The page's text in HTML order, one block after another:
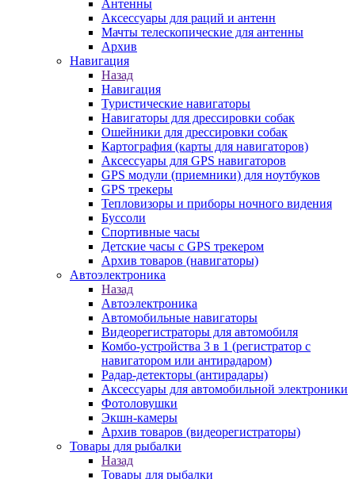
Антенны
Аксессуары для раций и антенн
Мачты телескопические для антенны
Архив
Навигация
Назад
Навигация
Туристические навигаторы
Навигаторы для дрессировки собак
Ошейники для дрессировки собак
Картография (карты для навигаторов)
Аксессуары для GPS навигаторов
GPS модули (приемники) для ноутбуков
GPS трекеры
Тепловизоры и приборы ночного видения
Буссоли
Спортивные часы
Детские часы с GPS трекером
Архив товаров (навигаторы)
Автоэлектроника
Назад
Автоэлектроника
Автомобильные навигаторы
Видеорегистраторы для автомобиля
Комбо-устройства 3 в 1 (регистратор с
навигатором или антирадаром)
Радар-детекторы (антирадары)
Аксессуары для автомобильной электроники
Фотоловушки
Экшн-камеры
Архив товаров (видеорегистраторы)
Товары для рыбалки
Назад
Товары для рыбалки